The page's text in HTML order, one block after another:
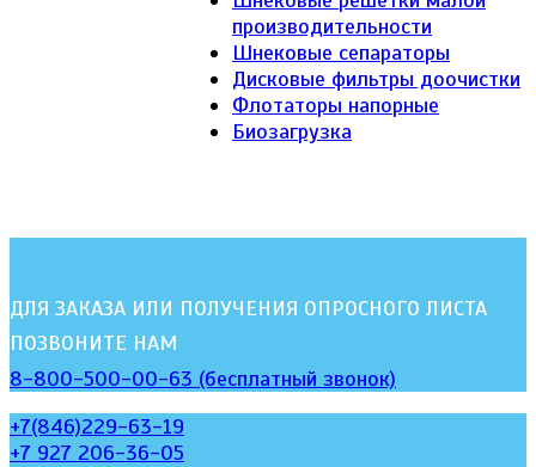
производительности
Шнековые сепараторы
Дисковые фильтры доочистки
Флотаторы напорные
Биозагрузка
ДЛЯ ЗАКАЗА ИЛИ ПОЛУЧЕНИЯ ОПРОСНОГО ЛИСТА
ПОЗВОНИТЕ НАМ
8-800-500-00-63 (бесплатный звонок)
+7(846)229-63-19
+7 927 206-36-05